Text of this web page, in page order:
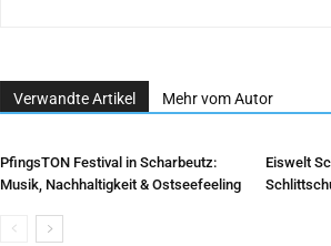
Verwandte Artikel Mehr vom Autor
PfingsTON Festival in Scharbeutz:
Musik, Nachhaltigkeit & Ostseefeeling
Eiswelt